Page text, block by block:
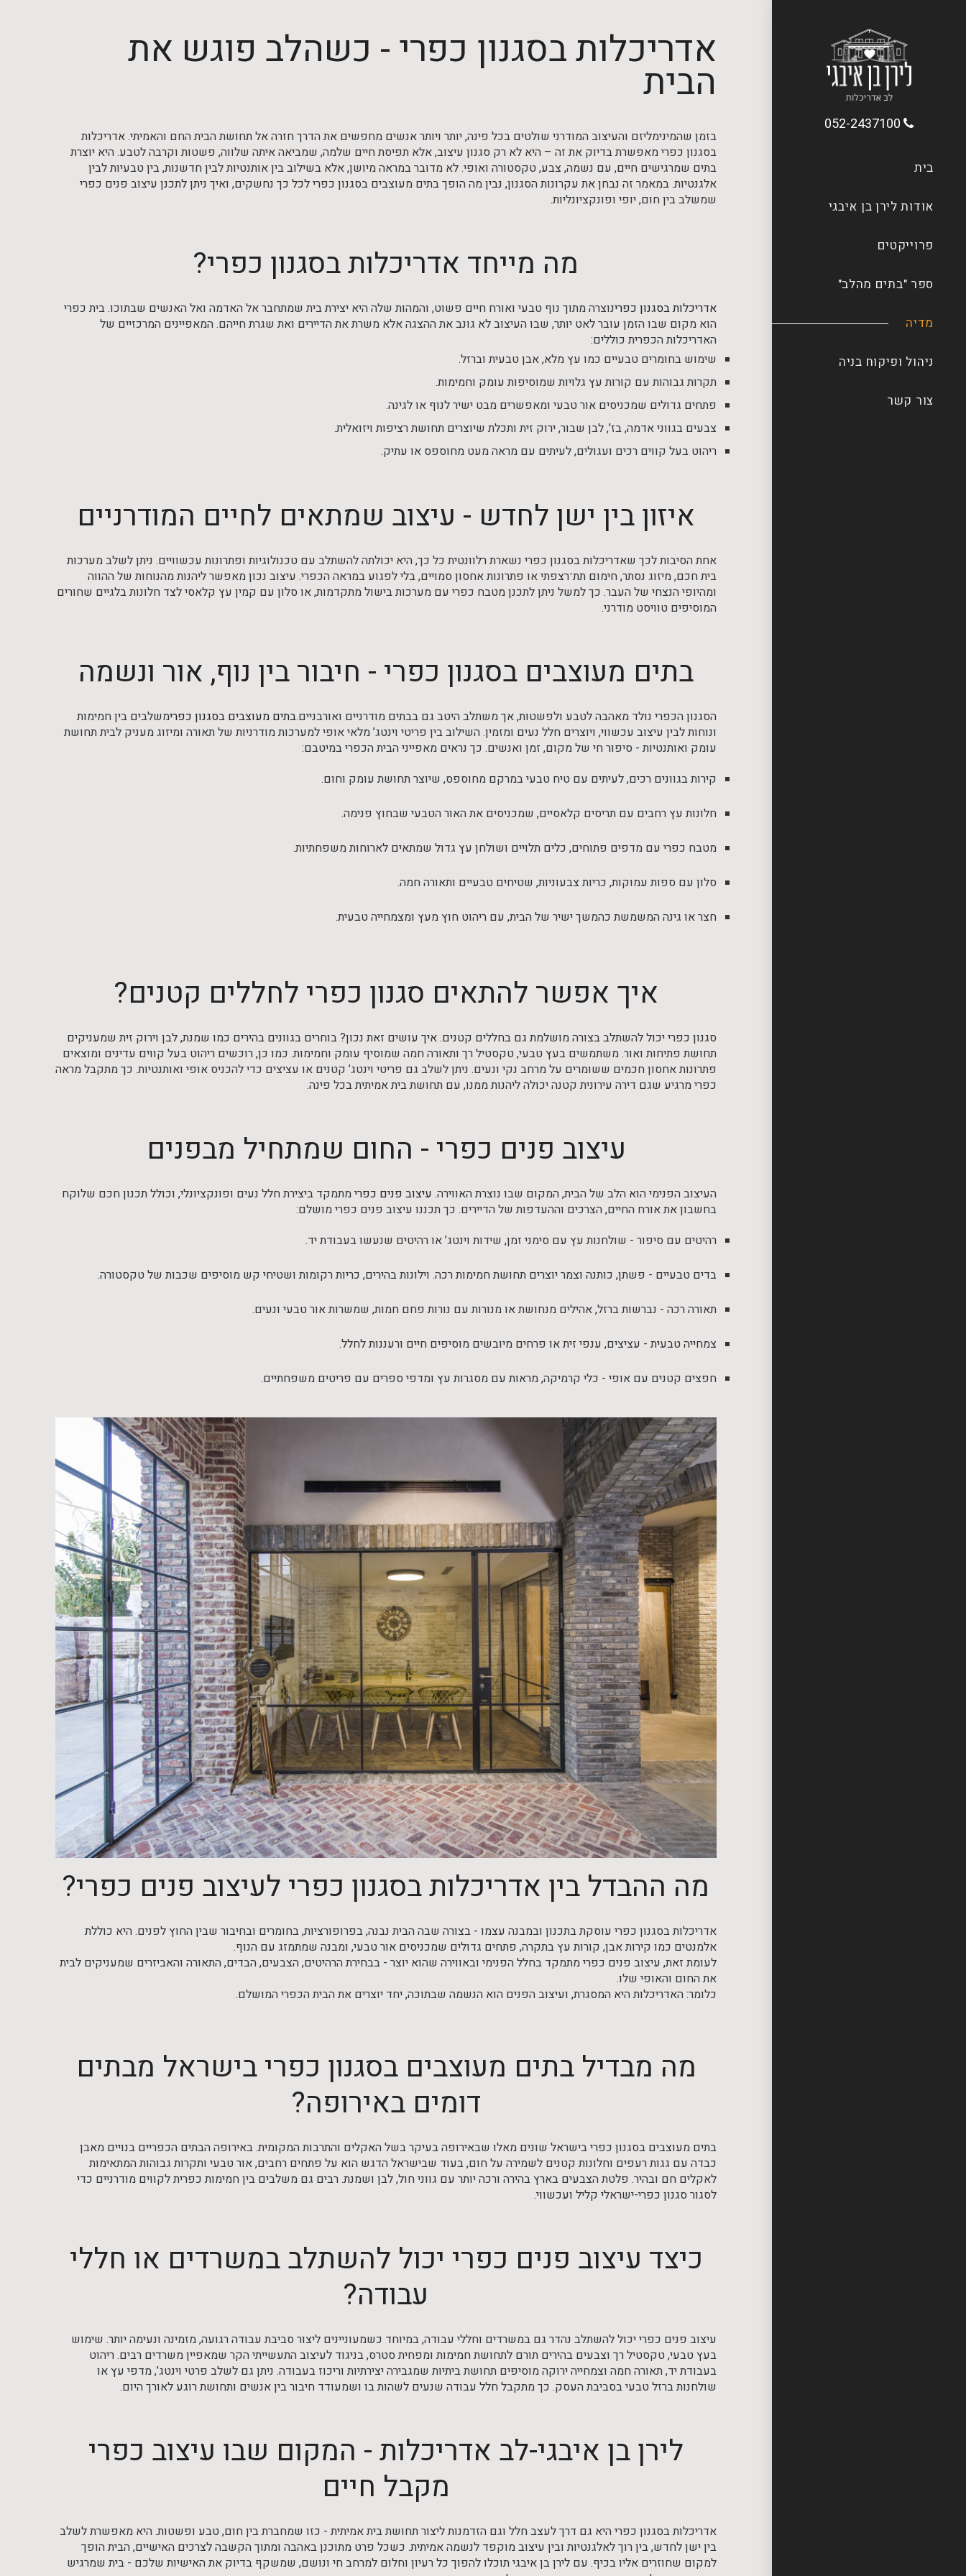
בית
אודות לירן בן איבגי
פרוייקטים
ספר "בתים מהלב"
מדיה
ניהול ופיקוח בניה
צור קשר
אדריכלות בסגנון כפרי - כשהלב פוגש את
הבית
בזמן שהמינימליזם והעיצוב המודרני שולטים בכל פינה, יותר ויותר אנשים מחפשים את הדרך חזרה אל תחושת הבית החם והאמיתי. אדריכלות
בסגנון כפרי מאפשרת בדיוק את זה – היא לא רק סגנון עיצוב, אלא תפיסת חיים שלמה, שמביאה איתה שלווה, פשטות וקרבה לטבע. היא יוצרת
בתים שמרגישים חיים, עם נשמה, צבע, טקסטורה ואופי. לא מדובר במראה מיושן, אלא בשילוב בין אותנטיות לבין חדשנות, בין טבעיות לבין
אלגנטיות. במאמר זה נבחן את עקרונות הסגנון, נבין מה הופך בתים מעוצבים בסגנון כפרי לכל כך נחשקים, ואיך ניתן לתכנן עיצוב פנים כפרי
שמשלב בין חום, יופי ופונקציונליות.
מה מייחד אדריכלות בסגנון כפרי?
אדריכלות בסגנון כפרינוצרה מתוך נוף טבעי ואורח חיים פשוט, והמהות שלה היא יצירת בית שמתחבר אל האדמה ואל האנשים שבתוכו. בית כפרי
הוא מקום שבו הזמן עובר לאט יותר, שבו העיצוב לא גונב את ההצגה אלא משרת את הדיירים ואת שגרת חייהם. המאפיינים המרכזיים של
האדריכלות הכפרית כוללים:
שימוש בחומרים טבעיים כמו עץ מלא, אבן טבעית וברזל.
תקרות גבוהות עם קורות עץ גלויות שמוסיפות עומק וחמימות.
פתחים גדולים שמכניסים אור טבעי ומאפשרים מבט ישיר לנוף או לגינה.
צבעים בגווני אדמה, בז', לבן שבור, ירוק זית ותכלת שיוצרים תחושת רציפות ויזואלית.
ריהוט בעל קווים רכים ועגולים, לעיתים עם מראה מעט מחוספס או עתיק.
איזון בין ישן לחדש - עיצוב שמתאים לחיים המודרניים
אחת הסיבות לכך שאדריכלות בסגנון כפרי נשארת רלוונטית כל כך, היא יכולתה להשתלב עם טכנולוגיות ופתרונות עכשוויים. ניתן לשלב מערכות
בית חכם, מיזוג נסתר, חימום תת־רצפתי או פתרונות אחסון סמויים, בלי לפגוע במראה הכפרי. עיצוב נכון מאפשר ליהנות מהנוחות של ההווה
ומהיופי הנצחי של העבר. כך למשל ניתן לתכנן מטבח כפרי עם מערכות בישול מתקדמות, או סלון עם קמין עץ קלאסי לצד חלונות בלגיים שחורים
המוסיפים טוויסט מודרני.
בתים מעוצבים בסגנון כפרי - חיבור בין נוף, אור ונשמה
הסגנון הכפרי נולד מאהבה לטבע ולפשטות, אך משתלב היטב גם בבתים מודרניים ואורבניים.בתים מעוצבים בסגנון כפרימשלבים בין חמימות
ונוחות לבין עיצוב עכשווי, ויוצרים חלל נעים ומזמין. השילוב בין פריטי וינטג’ מלאי אופי למערכות מודרניות של תאורה ומיזוג מעניק לבית תחושת
עומק ואותנטיות - סיפור חי של מקום, זמן ואנשים. כך נראים מאפייני הבית הכפרי במיטבם:
קירות בגוונים רכים, לעיתים עם טיח טבעי במרקם מחוספס, שיוצר תחושת עומק וחום.
חלונות עץ רחבים עם תריסים קלאסיים, שמכניסים את האור הטבעי שבחוץ פנימה.
מטבח כפרי עם מדפים פתוחים, כלים תלויים ושולחן עץ גדול שמתאים לארוחות משפחתיות.
סלון עם ספות עמוקות, כריות צבעוניות, שטיחים טבעיים ותאורה חמה.
חצר או גינה המשמשת כהמשך ישיר של הבית, עם ריהוט חוץ מעץ ומצמחייה טבעית.
איך אפשר להתאים סגנון כפרי לחללים קטנים?
סגנון כפרי יכול להשתלב בצורה מושלמת גם בחללים קטנים. איך עושים זאת נכון? בוחרים בגוונים בהירים כמו שמנת, לבן וירוק זית שמעניקים
תחושת פתיחות ואור. משתמשים בעץ טבעי, טקסטיל רך ותאורה חמה שמוסיף עומק וחמימות. כמו כן, רוכשים ריהוט בעל קווים עדינים ומוצאים
פתרונות אחסון חכמים ששומרים על מרחב נקי ונעים. ניתן לשלב גם פריטי וינטג’ קטנים או עציצים כדי להכניס אופי ואותנטיות. כך מתקבל מראה
כפרי מרגיע שגם דירה עירונית קטנה יכולה ליהנות ממנו, עם תחושת בית אמיתית בכל פינה.
עיצוב פנים כפרי - החום שמתחיל מבפנים
העיצוב הפנימי הוא הלב של הבית, המקום שבו נוצרת האווירה. עיצוב פנים כפרימתמקד ביצירת חלל נעים ופונקציונלי, וכולל תכנון חכם שלוקח
בחשבון את אורח החיים, הצרכים וההעדפות של הדיירים. כך תכננו עיצוב פנים כפרי מושלם:
רהיטים עם סיפור - שולחנות עץ עם סימני זמן, שידות וינטג’ או רהיטים שנעשו בעבודת יד.
בדים טבעיים - פשתן, כותנה וצמר יוצרים תחושת חמימות רכה. וילונות בהירים, כריות רקומות ושטיחי קש מוסיפים שכבות של טקסטורה.
תאורה רכה - נברשות ברזל, אהילים מנחושת או מנורות עם נורות פחם חמות, שמשרות אור טבעי ונעים.
צמחייה טבעית - עציצים, ענפי זית או פרחים מיובשים מוסיפים חיים ורעננות לחלל.
חפצים קטנים עם אופי - כלי קרמיקה, מראות עם מסגרות עץ ומדפי ספרים עם פריטים משפחתיים.
מה ההבדל בין אדריכלות בסגנון כפרי לעיצוב פנים כפרי?
אדריכלות בסגנון כפרי עוסקת בתכנון ובמבנה עצמו - בצורה שבה הבית נבנה, בפרופורציות, בחומרים ובחיבור שבין החוץ לפנים. היא כוללת
אלמנטים כמו קירות אבן, קורות עץ בתקרה, פתחים גדולים שמכניסים אור טבעי, ומבנה שמתמזג עם הנוף.
לעומת זאת, עיצוב פנים כפרי מתמקד בחלל הפנימי ובאווירה שהוא יוצר - בבחירת הרהיטים, הצבעים, הבדים, התאורה והאביזרים שמעניקים לבית
את החום והאופי שלו.
כלומר: האדריכלות היא המסגרת, ועיצוב הפנים הוא הנשמה שבתוכה, יחד יוצרים את הבית הכפרי המושלם.
מה מבדיל בתים מעוצבים בסגנון כפרי בישראל מבתים
דומים באירופה?
בתים מעוצבים בסגנון כפרי בישראל שונים מאלו שבאירופה בעיקר בשל האקלים והתרבות המקומית. באירופה הבתים הכפריים בנויים מאבן
כבדה עם גגות רעפים וחלונות קטנים לשמירה על חום, בעוד שבישראל הדגש הוא על פתחים רחבים, אור טבעי ותקרות גבוהות המתאימות
לאקלים חם ובהיר. פלטת הצבעים בארץ בהירה ורכה יותר עם גווני חול, לבן ושמנת. רבים גם משלבים בין חמימות כפרית לקווים מודרניים כדי
לסגור סגנון כפרי-ישראלי קליל ועכשווי.
כיצד עיצוב פנים כפרי יכול להשתלב במשרדים או חללי
עבודה?
עיצוב פנים כפרי יכול להשתלב נהדר גם במשרדים וחללי עבודה, במיוחד כשמעוניינים ליצור סביבת עבודה רגועה, מזמינה ונעימה יותר. שימוש
בעץ טבעי, טקסטיל רך וצבעים בהירים תורם לתחושת חמימות ומפחית סטרס, בניגוד לעיצוב התעשייתי הקר שמאפיין משרדים רבים. ריהוט
בעבודת יד, תאורה חמה וצמחייה ירוקה מוסיפים תחושת ביתיות שמגבירה יצירתיות וריכוז בעבודה. ניתן גם לשלב פרטי וינטג’, מדפי עץ או
שולחנות ברזל טבעי בסביבת העסק. כך מתקבל חלל עבודה שנעים לשהות בו ושמעודד חיבור בין אנשים ותחושת רוגע לאורך היום.
לירן בן איבגי-לב אדריכלות - המקום שבו עיצוב כפרי
מקבל חיים
אדריכלות בסגנון כפרי היא גם דרך לעצב חלל וגם הזדמנות ליצור תחושת בית אמיתית - כזו שמחברת בין חום, טבע ופשטות. היא מאפשרת לשלב
בין ישן לחדש, בין רוך לאלגנטיות ובין עיצוב מוקפד לנשמה אמיתית. כשכל פרט מתוכנן באהבה ומתוך הקשבה לצרכים האישיים, הבית הופך
למקום שחוזרים אליו בכיף. עם לירן בן איבגי תוכלו להפוך כל רעיון וחלום למרחב חי ונושם, שמשקף בדיוק את האישיות שלכם - בית שמרגיש